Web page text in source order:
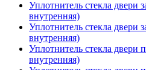
Уплотнитель стекла двери
внутренняя)
Уплотнитель стекла двери
внутренняя)
Уплотнитель стекла двери
внутренняя)